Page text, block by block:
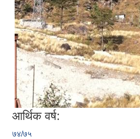
आर्थिक वर्ष:
७४/७५